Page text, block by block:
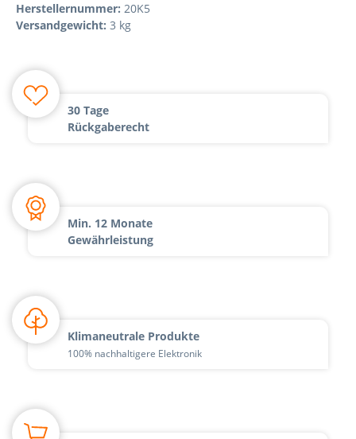
Herstellernummer: 20K5
Versandgewicht: 3 kg
30 Tage
Rückgaberecht
Min. 12 Monate
Gewährleistung
Klimaneutrale Produkte
100% nachhaltigere Elektronik